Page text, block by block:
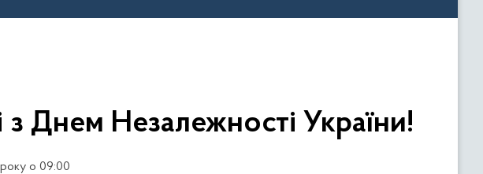
Днем Незалежності України!
о 09:00